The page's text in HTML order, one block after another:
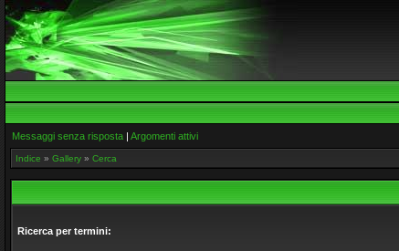
Messaggi senza risposta | Argomenti attivi
Indice » Gallery » Cerca
Ricerca per termini: